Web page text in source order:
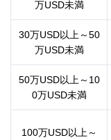
万USD未満
30万USD以上～50
万USD未満
50万USD以上～10
0万USD未満
100万USD以上～